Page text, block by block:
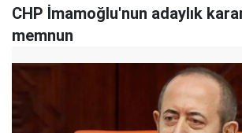
CHP İmamoğlu'nun adaylık
memnun